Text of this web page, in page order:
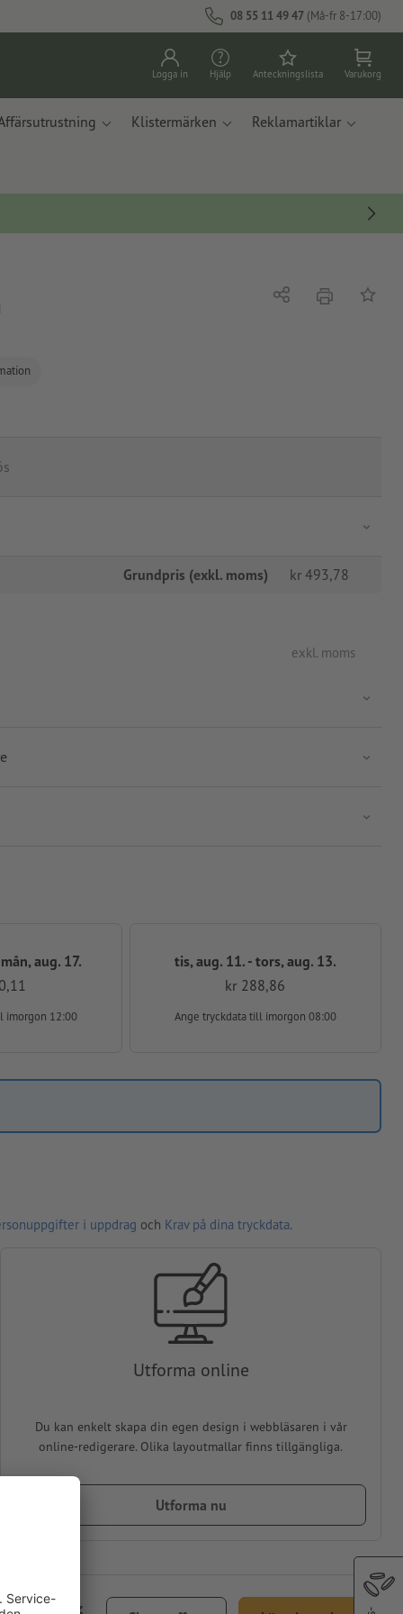
08 55 11 49 47 (Må-fr 8-17:00)
Logga in Hjälp Anteckningslista Varukorg
Klistermärken Reklamartiklar
Dela erbjudande
På
Grundpris (exkl. moms) kr 493,78
exkl. moms
aug. 17.
imorgon 12:00
tis, aug. 11. - tors, aug. 13.
kr 288,86
Ange tryckdatatill imorgon 08:00
i uppdrag och Krav på dina tryckdata.
Utforma online
Du kan enkelt skapa din egen design i webbläsaren i vår
online-redigerare. Olika layoutmallar finns tillgängliga.
Utforma nu